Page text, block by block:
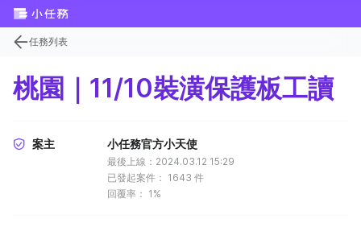
任務列表
桃園｜11/10裝潢保護板工讀
案主 小任務官方小天使
最後上線：2024.03.12 15:29
已發起案件： 1643 件
回覆率： 1%